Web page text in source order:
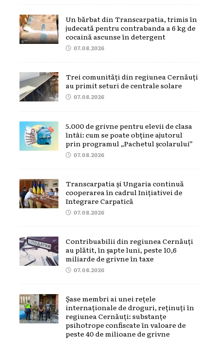
Un bărbat din Transcarpatia, trimis în
judecată pentru contrabanda a 6 kg de
cocaină ascunse în detergent
07.08.2026
Trei comunități din regiunea Cernăuți
au primit seturi de centrale solare
07.08.2026
5.000 de grivne pentru elevii de clasa
întâi: cum se poate obține ajutorul
prin programul „Pachetul școlarului”
07.08.2026
Transcarpatia și Ungaria continuă
cooperarea în cadrul Inițiativei de
Integrare Carpatică
07.08.2026
Contribuabilii din regiunea Cernăuți
au plătit, în șapte luni, peste 10,6
miliarde de grivne în taxe
07.08.2026
Șase membri ai unei rețele
internaționale de droguri, reținuți în
regiunea Cernăuți: substanțe
psihotrope confiscate în valoare de
peste 40 de milioane de grivne